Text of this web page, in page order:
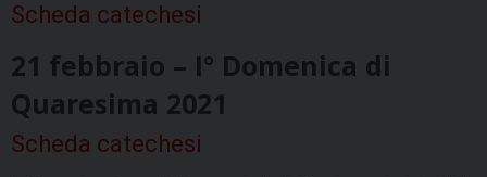
Scheda catechesi
21 febbraio – I° Domenica di
Quaresima 2021
Scheda catechesi